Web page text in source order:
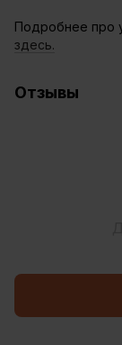
Подробнее про
здесь.
Отзывы